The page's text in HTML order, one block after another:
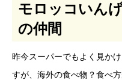
モロッコいん
の仲間
昨今スーパーでもよく見か
すが、海外の食べ物？食べ